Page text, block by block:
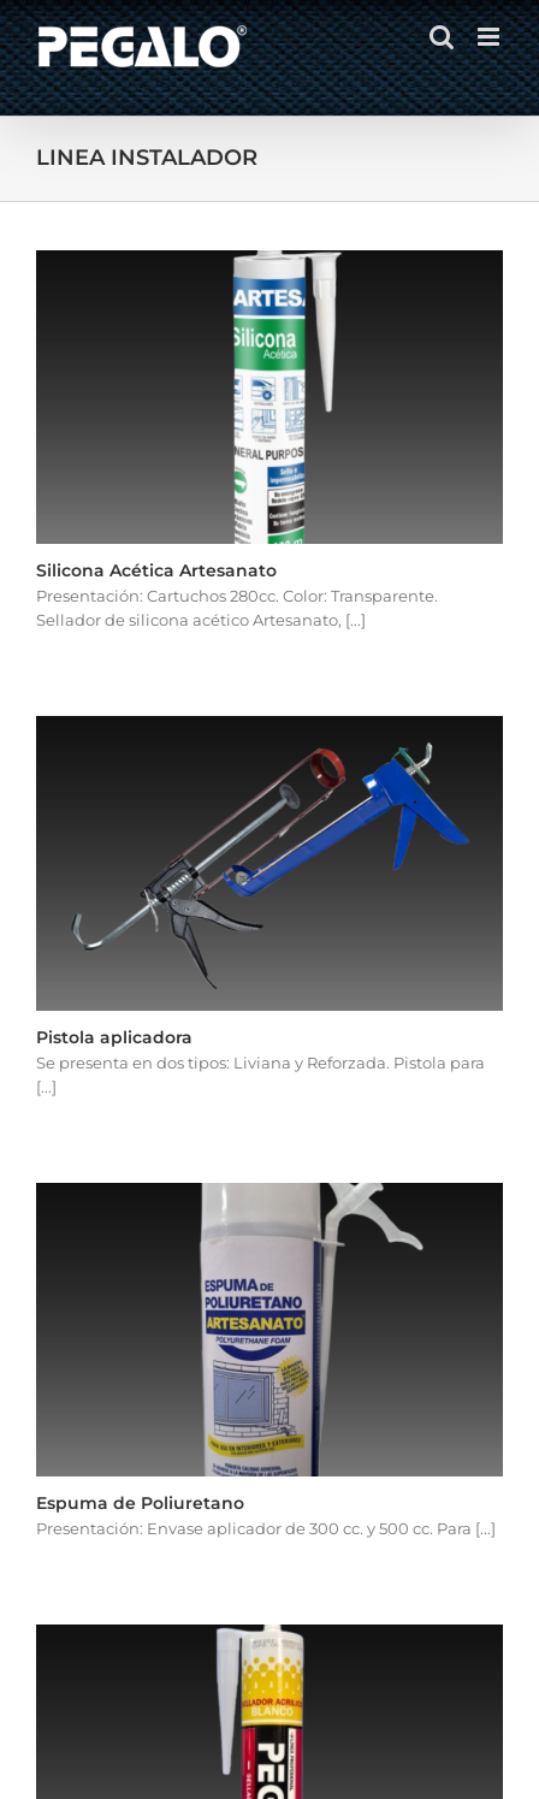
Skip
to
content
LINEA INSTALADOR
Silicona Acética Artesanato
Presentación: Cartuchos 280cc. Color: Transparente.
Sellador de silicona acético Artesanato, [...]
Pistola aplicadora
Se presenta en dos tipos: Liviana y Reforzada. Pistola para
[...]
Espuma de Poliuretano
Presentación: Envase aplicador de 300 cc. y 500 cc. Para [...]